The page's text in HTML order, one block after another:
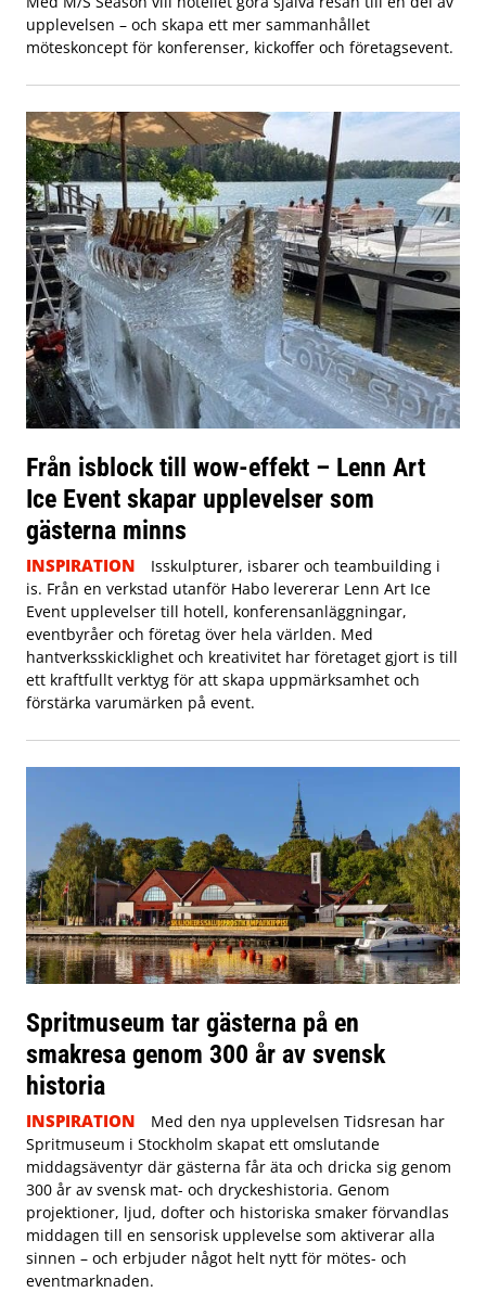
upplevelsen – och skapa ett mer sammanhållet
möteskoncept för konferenser, kickoffer och företagsevent.
Från isblock till wow-effekt – Lenn Art
Ice Event skapar upplevelser som
gästerna minns
INSPIRATION
Isskulpturer, isbarer och teambuilding i
is. Från en verkstad utanför Habo levererar Lenn Art Ice
Event upplevelser till hotell, konferensanläggningar,
eventbyråer och företag över hela världen. Med
hantverksskicklighet och kreativitet har företaget gjort is till
ett kraftfullt verktyg för att skapa uppmärksamhet och
förstärka varumärken på event.
Spritmuseum tar gästerna på en
smakresa genom 300 år av svensk
historia
INSPIRATION
Med den nya upplevelsen Tidsresan har
Spritmuseum i Stockholm skapat ett omslutande
middagsäventyr där gästerna får äta och dricka sig genom
300 år av svensk mat- och dryckeshistoria. Genom
projektioner, ljud, dofter och historiska smaker förvandlas
middagen till en sensorisk upplevelse som aktiverar alla
sinnen – och erbjuder något helt nytt för mötes- och
eventmarknaden.